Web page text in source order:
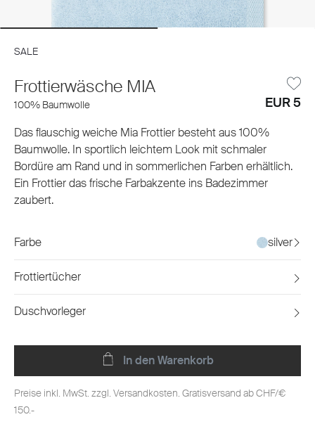
SALE
Frottierwäsche MIA
100% Baumwolle EUR 5
Das flauschig weiche Mia Frottier besteht aus 100%
Baumwolle. In sportlich leichtem Look mit schmaler
Bordüre am Rand und in sommerlichen Farben erhältlich.
Ein Frottier das frische Farbakzente ins Badezimmer
zaubert.
Farbe silver
Frottiertücher
Duschvorleger
In den Warenkorb
Preise inkl. MwSt. zzgl. Versandkosten. Gratisversand ab CHF/€
150.-